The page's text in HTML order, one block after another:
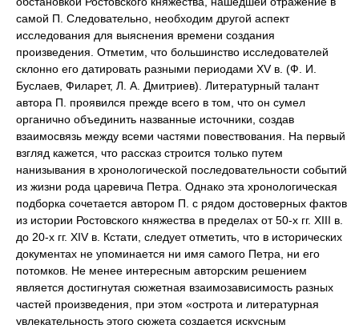
самой П. Следовательно, необходим другой аспект
исследования для выяснения времени создания
произведения. Отметим, что большинство исследователей
склонно его датировать разными периодами XV в. (Ф. И.
Буслаев, Филарет, Л. А. Дмитриев). Литературный талант
автора П. проявился прежде всего в том, что он сумел
органично объединить названные источники, создав
взаимосвязь между всеми частями повествования. На первый
взгляд кажется, что рассказ строится только путем
нанизывания в хронологической последовательности событий
из жизни рода царевича Петра. Однако эта хронологическая
подборка сочетается автором П. с рядом достоверных фактов
из истории Ростовского княжества в пределах от 50-х гг. XIII в.
до 20-х гг. XIV в. Кстати, следует отметить, что в исторических
документах не упоминается ни имя самого Петра, ни его
потомков. Не менее интересным авторским решением
является достигнутая сюжетная взаимозависимость разных
частей произведения, при этом «острота и литературная
увлекательность этого сюжета создается искусным